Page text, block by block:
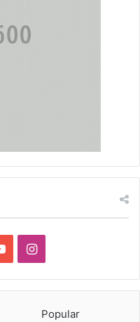
YouTubeInstagram
Popular